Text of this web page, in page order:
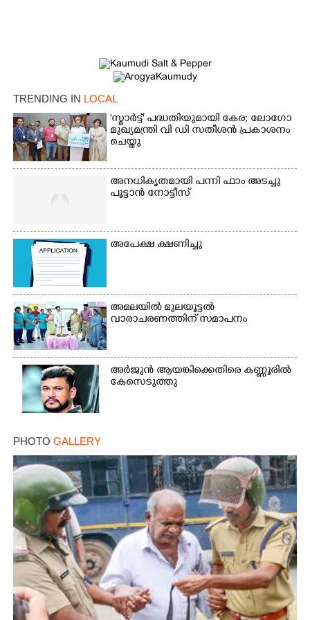
TRENDING IN LOCAL
'സ്മാർട്ട്' പദ്ധതിയുമായി കേര; ലോഗോ
മുഖ്യമന്ത്രി വി ഡി സതീശൻ പ്രകാശനം
ചെയ്തു
അനധികൃതമായി പന്നി ഫാം അടച്ചു
പൂട്ടാൻ നോട്ടീസ്
അപേക്ഷ ക്ഷണിച്ചു
അമലയിൽ മുലയൂട്ടൽ
വാരാചരണത്തിന് സമാപനം
അർജുൻ ആയങ്കിക്കെതിരെ കണ്ണൂരിൽ
കേസെടുത്തു
PHOTO GALLERY